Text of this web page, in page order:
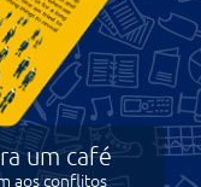
um café
aos conflitos